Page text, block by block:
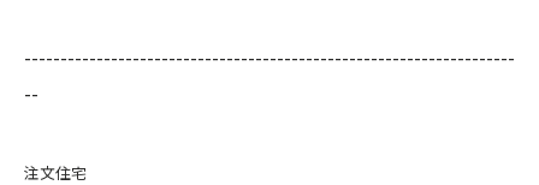
--------------------------------------------------------------------
--
注文住宅